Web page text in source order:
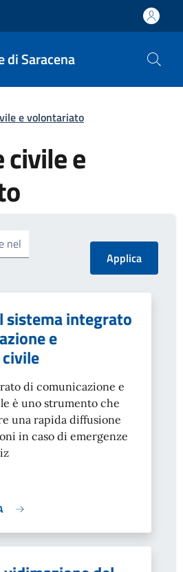
di Saracena
e volontariato
civile e
nel
sistema integrato
e
di comunicazione e
è uno strumento che
una rapida diffusione
in caso di emergenze